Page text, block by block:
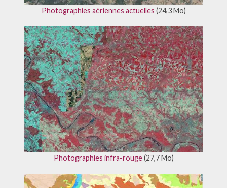
Photographies aériennes actuelles (24,3 Mo)
Photographies infra-rouge(27,7 Mo)